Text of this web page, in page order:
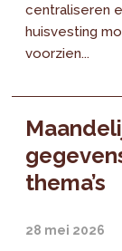
centraliseren
huisvesting
voorzien...
thema’s
28 mei 2026